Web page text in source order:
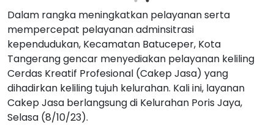
Dalam rangka meningkatkan pelayanan serta
mempercepat pelayanan adminsitrasi
kependudukan, Kecamatan Batuceper, Kota
Tangerang gencar menyediakan pelayanan keliling
Cerdas Kreatif Profesional (Cakep Jasa) yang
dihadirkan keliling tujuh kelurahan. Kali ini, layanan
Cakep Jasa berlangsung di Kelurahan Poris Jaya,
Selasa (8/10/23).